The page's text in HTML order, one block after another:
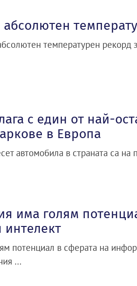
температурен рекорд
с един от най-
в Европа
автомобила в страната са на
има голям
интелект
потенциал в сферата на
...